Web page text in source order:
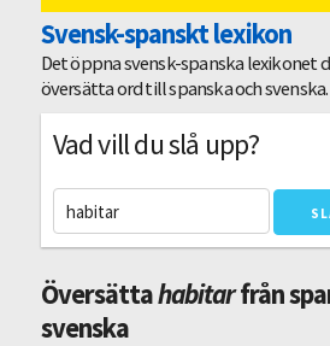
Svensk-spanskt lexikon
Det öppna svensk-spanska lexikonet
översätta ord till spanska och svenska.
Vad vill du slå upp?
Översättahabitarfrån
svenska